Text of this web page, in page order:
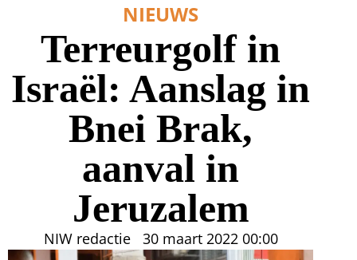
NIEUWS
Terreurgolf in
Israël: Aanslag in
Bnei Brak,
aanval in
Jeruzalem
NIW redactie 30 maart 2022 00:00